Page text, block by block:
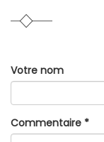
Votre nom
Commentaire *